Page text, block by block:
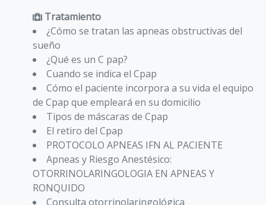
Tratamiento
¿Cómo se tratan las apneas obstructivas del
sueño
¿Qué es un C pap?
Cuando se indica el Cpap
Cómo el paciente incorpora a su vida el equipo
de Cpap que empleará en su domicilio
Tipos de máscaras de Cpap
El retiro del Cpap
PROTOCOLO APNEAS IFN AL PACIENTE
Apneas y Riesgo Anestésico:
OTORRINOLARINGOLOGIA EN APNEAS Y
RONQUIDO
Consulta otorrinolaringológica